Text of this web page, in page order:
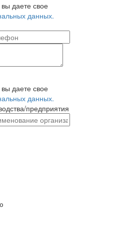
даете свое
данных.
даете свое
данных.
предприятия